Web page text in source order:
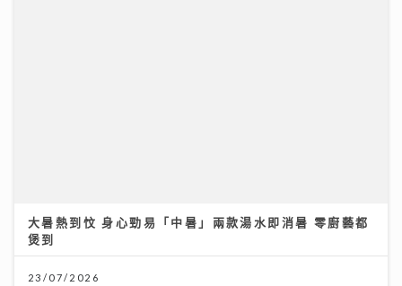
大暑熱到忟 身心勁易「中暑」兩款湯水即消暑 零廚藝都
煲到
23/07/2026